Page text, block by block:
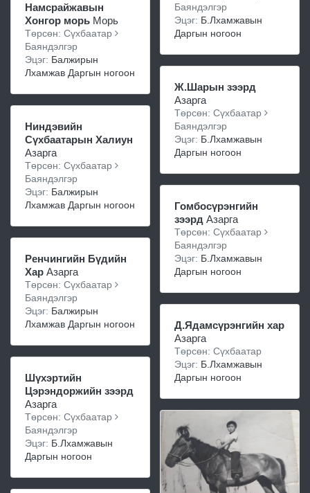
Намсрайжавын
Хонгор морь Морь
Төрсөн: Сүхбаатар
Баяндэлгэр
Эцэг: Балжирын
Лхамжав Даргын ногоон
Ниндэвийн
Сүхбаатарын Халиун
Азарга
Төрсөн: Сүхбаатар
Баяндэлгэр
Эцэг: Балжирын
Лхамжав Даргын ногоон
Ренчингийн Бүдийн
Хар Азарга
Төрсөн: Сүхбаатар
Баяндэлгэр
Эцэг: Балжирын
Лхамжав Даргын ногоон
Шүхэртийн
Цэрэндоржийн зээрд
Азарга
Төрсөн: Сүхбаатар
Баяндэлгэр
Эцэг: Б.Лхамжавын
Даргын ногоон
Баяндэлгэр
Эцэг: Б.Лхамжавын
Даргын ногоон
Ж.Шарын зээрд
Азарга
Төрсөн: Сүхбаатар
Баяндэлгэр
Эцэг: Б.Лхамжавын
Даргын ногоон
Гомбосүрэнгийн
зээрд Азарга
Төрсөн: Сүхбаатар
Баяндэлгэр
Эцэг: Б.Лхамжавын
Даргын ногоон
Д.Ядамсүрэнгийн хар
Азарга
Төрсөн: Сүхбаатар
Эцэг: Б.Лхамжавын
Даргын ногоон